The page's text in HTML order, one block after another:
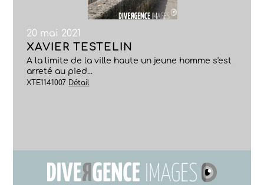
20 mai 2021
XAVIER TESTELIN
A la limite de la ville haute un jeune homme s'est
arreté au pied...
XTE1141007 Détail